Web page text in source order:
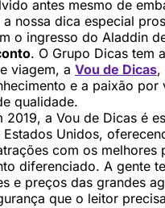
antes mesmo de
a nossa dica especial
o ingresso do Aladdin
. O Grupo Dicas tem
viagem, a Vou de Dicas,
e a paixão por
qualidade.
2019, a Vou de Dicas é
Estados Unidos,
com os melhores
diferenciado. A gente
e preços das grandes
que o leitor